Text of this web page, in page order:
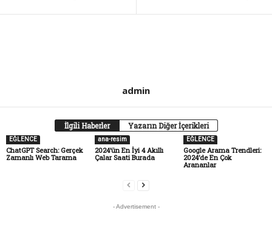
admin
İlgili Haberler Yazarın Diğer İçerikleri
EĞLENCE
ChatGPT Search: Gerçek
Zamanlı Web Tarama
ana-resim
2024’ün En İyi 4 Akıllı
Çalar Saati Burada
EĞLENCE
Google Arama Trendleri:
2024’de En Çok
Arananlar
- Advertisement -